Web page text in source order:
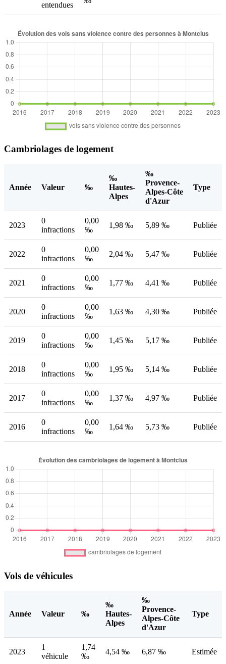
entendues
Cambriolages de logement
Année Valeur ‰
‰
Hautes-
Alpes
‰
Provence-
Alpes-Côte
d'Azur
Type
2023
0
infractions
0,00
‰
1,98 ‰ 5,89 ‰ Publiée
2022
0
infractions
0,00
‰
2,04 ‰ 5,47 ‰ Publiée
2021
0
infractions
0,00
‰
1,77 ‰ 4,41 ‰ Publiée
2020
0
infractions
0,00
‰
1,63 ‰ 4,30 ‰ Publiée
2019
0
infractions
0,00
‰
1,45 ‰ 5,17 ‰ Publiée
2018
0
infractions
0,00
‰
1,95 ‰ 5,14 ‰ Publiée
2017
0
infractions
0,00
‰
1,37 ‰ 4,97 ‰ Publiée
2016
0
infractions
0,00
‰
1,64 ‰ 5,73 ‰ Publiée
Vols de véhicules
Année Valeur ‰
‰
Hautes-
Alpes
‰
Provence-
Alpes-Côte
d'Azur
Type
2023
1
véhicule
1,74
‰
4,54 ‰ 6,87 ‰ Estimée